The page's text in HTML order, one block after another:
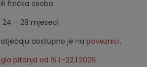
fizička osoba
: 24 – 28 mjeseci
dostupno je na poveznici.
pitanja od 15.1.-22.1.2026.